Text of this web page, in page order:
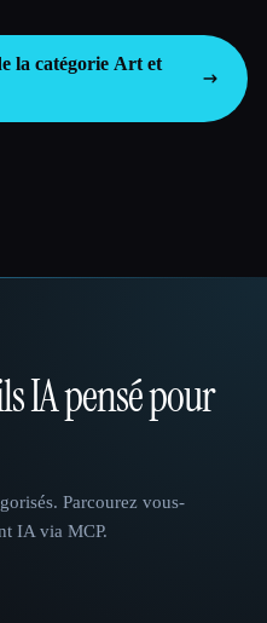
la catégorie Art et
IA pensé pour
Parcourez vous-
IA via MCP.